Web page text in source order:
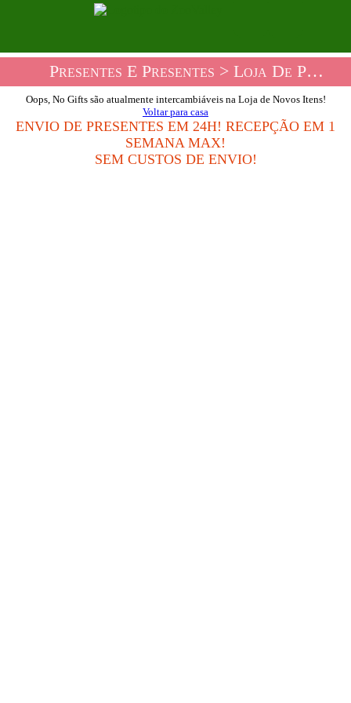
Presentes E Presentes > Loja De Presentes New Arrivals
Oops, No Gifts são atualmente intercambiáveis na Loja de Novos Itens!
Voltar para casa
ENVIO DE PRESENTES EM 24H! RECEPÇÃO EM 1
SEMANA MAX!
SEM CUSTOS DE ENVIO!